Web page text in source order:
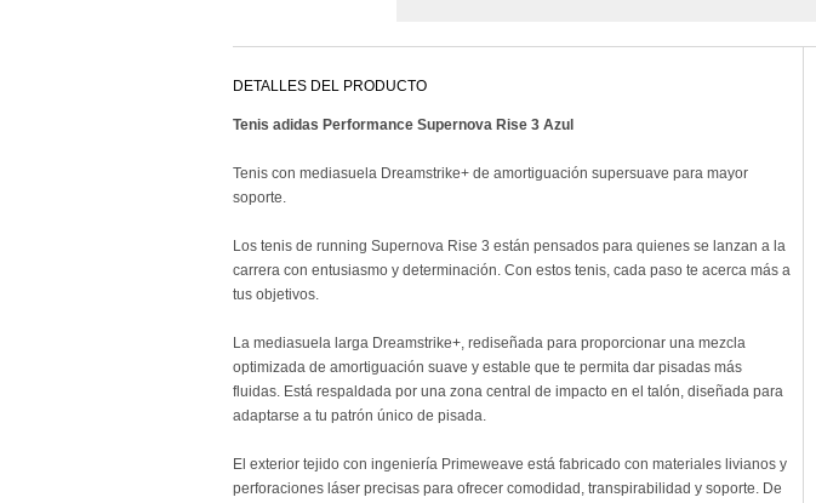
DETALLES DEL PRODUCTO
Tenis adidas Performance Supernova Rise 3 Azul
Tenis con mediasuela Dreamstrike+ de amortiguación supersuave para mayor
soporte.
Los tenis de running Supernova Rise 3 están pensados para quienes se lanzan a la
carrera con entusiasmo y determinación. Con estos tenis, cada paso te acerca más a
tus objetivos.
La mediasuela larga Dreamstrike+, rediseñada para proporcionar una mezcla
optimizada de amortiguación suave y estable que te permita dar pisadas más
fluidas. Está respaldada por una zona central de impacto en el talón, diseñada para
adaptarse a tu patrón único de pisada.
El exterior tejido con ingeniería Primeweave está fabricado con materiales livianos y
perforaciones láser precisas para ofrecer comodidad, transpirabilidad y soporte. De